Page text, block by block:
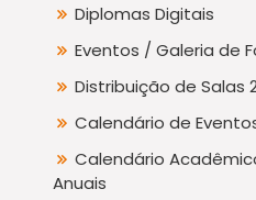
Diplomas Digitais
Eventos / Galeria de
Distribuição de Salas
Calendário de
Calendário
Anuais